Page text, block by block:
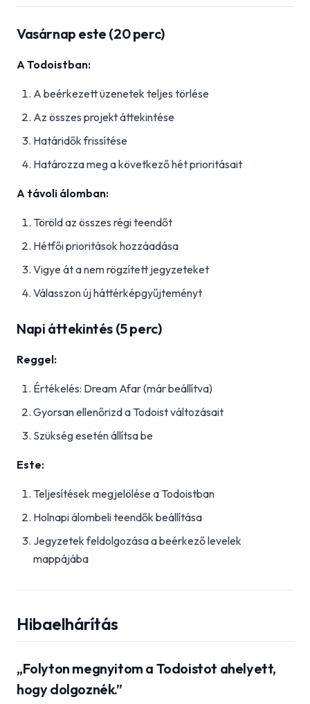
Vasárnap este (20 perc)
A Todoistban:
A beérkezett üzenetek teljes törlése
Az összes projekt áttekintése
Határidők frissítése
Határozza meg a következő hét prioritásait
A távoli álomban:
Töröld az összes régi teendőt
Hétfői prioritások hozzáadása
Vigye át a nem rögzített jegyzeteket
Válasszon új háttérképgyűjteményt
Napi áttekintés (5 perc)
Reggel:
Értékelés: Dream Afar (már beállítva)
Gyorsan ellenőrizd a Todoist változásait
Szükség esetén állítsa be
Este:
Teljesítések megjelölése a Todoistban
Holnapi álombeli teendők beállítása
Jegyzetek feldolgozása a beérkező levelek
mappájába
Hibaelhárítás
„Folyton megnyitom a Todoistot ahelyett,
hogy dolgoznék.”